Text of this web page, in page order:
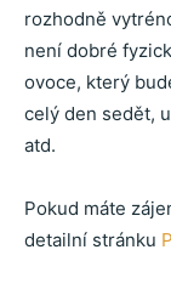
rozhodně
není dobré
ovoce, který
celý den sedět,
atd.
Pokud máte
detailní stránku